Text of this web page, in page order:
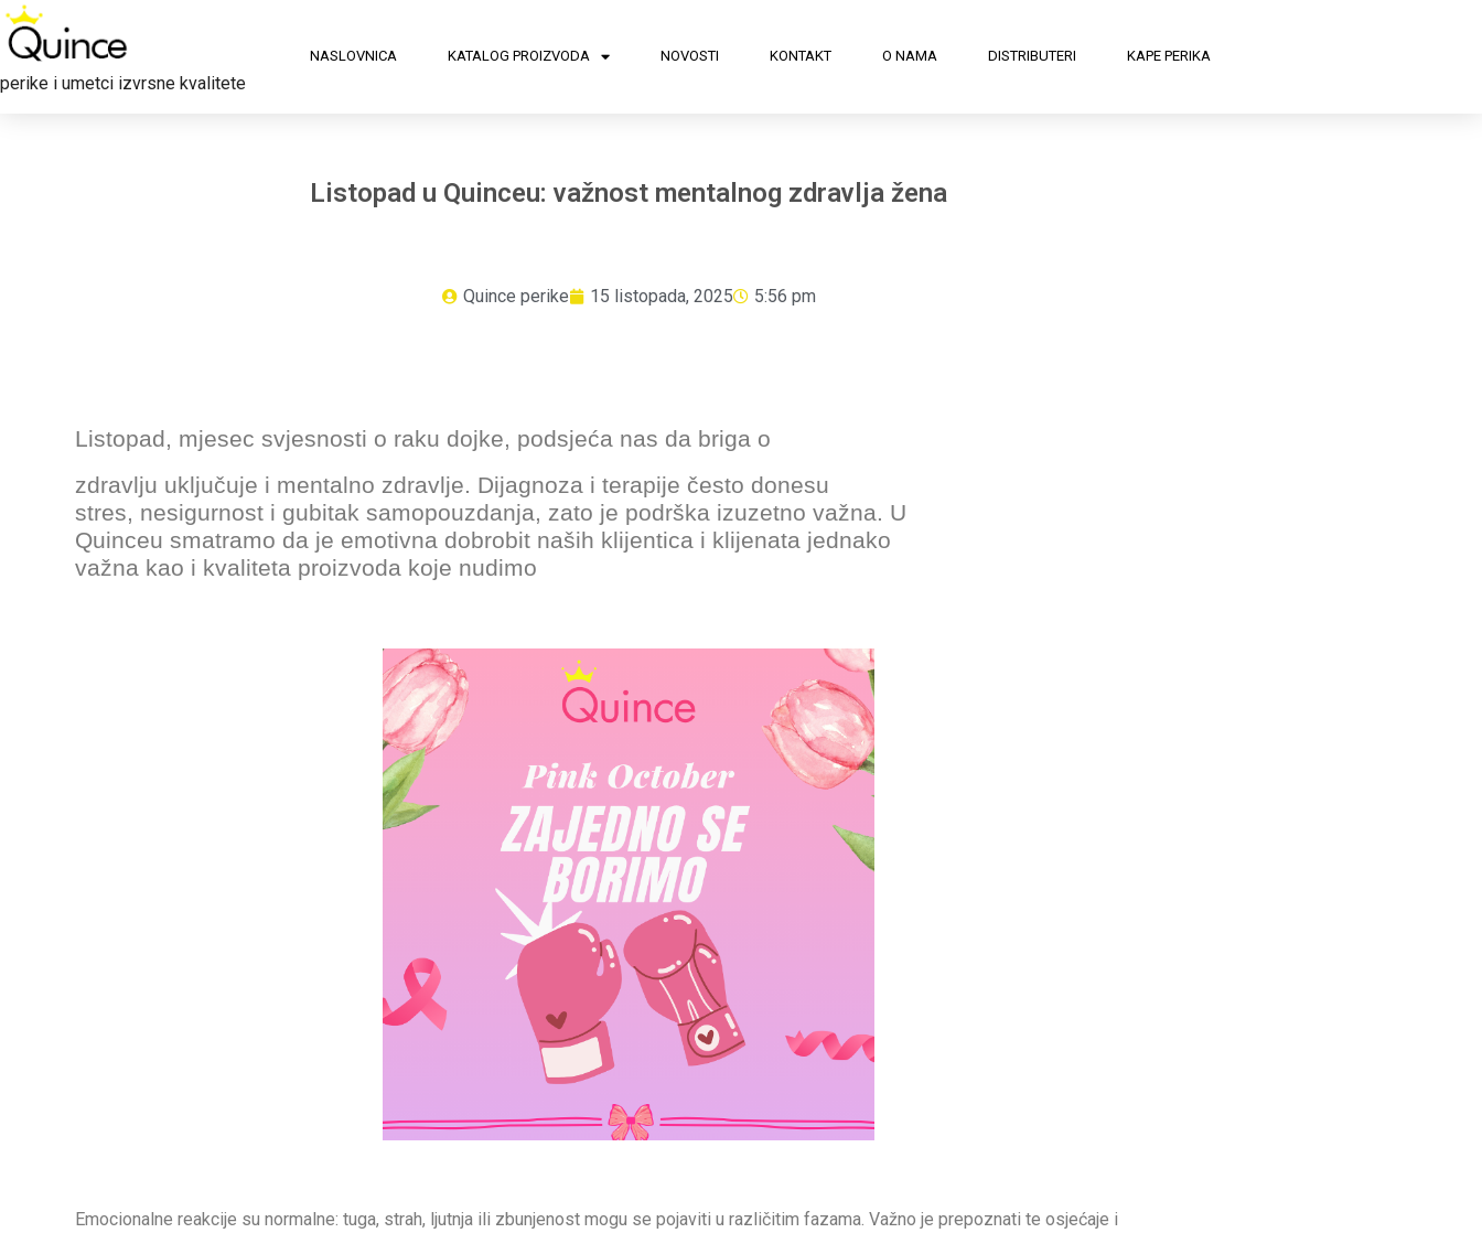
perike i umetci izvrsne kvalitete
NASLOVNICA KATALOG PROIZVODA NOVOSTI KONTAKT O NAMA DISTRIBUTERI KAPE PERIKA
Listopad u Quinceu: važnost mentalnog zdravlja žena
Quince perike 15 listopada, 2025 5:56 pm
Listopad, mjesec svjesnosti o raku dojke, podsjeća nas da briga o
zdravlju uključuje i mentalno zdravlje. Dijagnoza i terapije često donesu
stres, nesigurnost i gubitak samopouzdanja, zato je podrška izuzetno važna. U
Quinceu smatramo da je emotivna dobrobit naših klijentica i klijenata jednako
važna kao i kvaliteta proizvoda koje nudimo
Emocionalne reakcije su normalne: tuga, strah, ljutnja ili zbunjenost mogu se pojaviti u različitim fazama. Važno je prepoznati te osjećaje i